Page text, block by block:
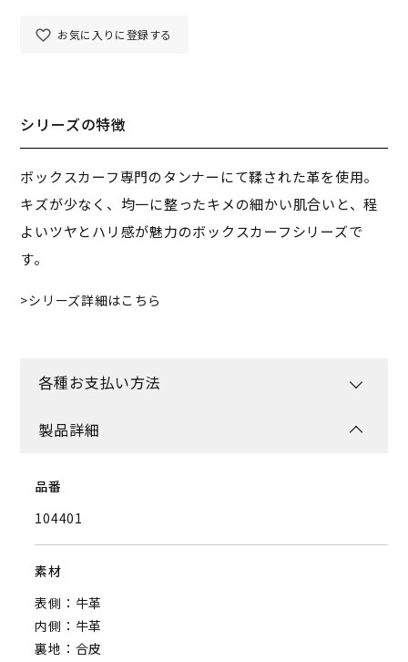
お気に入りに登録する
シリーズの特徴
ボックスカーフ専門のタンナーにて鞣された革を使用。
キズが少なく、均一に整ったキメの細かい肌合いと、程
よいツヤとハリ感が魅力のボックスカーフシリーズで
す。
シリーズ詳細はこちら
各種お支払い方法
製品詳細
品番
104401
素材
表側：牛革
内側：牛革
裏地：合皮